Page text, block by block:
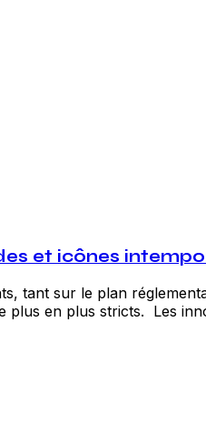
et icônes
tant sur le plan
plus en plus stricts. Les